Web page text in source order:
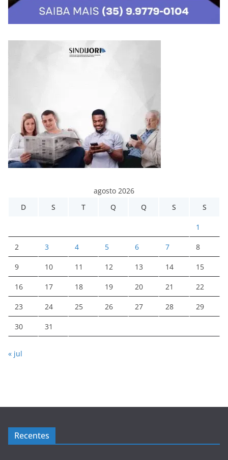
agosto 2026
D
S T Q Q S S
1
2 3 4 5 6 7 8
9 10 11 12 13 14 15
16 17 18 19 20 21 22
23 24 25 26 27 28 29
30 31
« jul
Recentes